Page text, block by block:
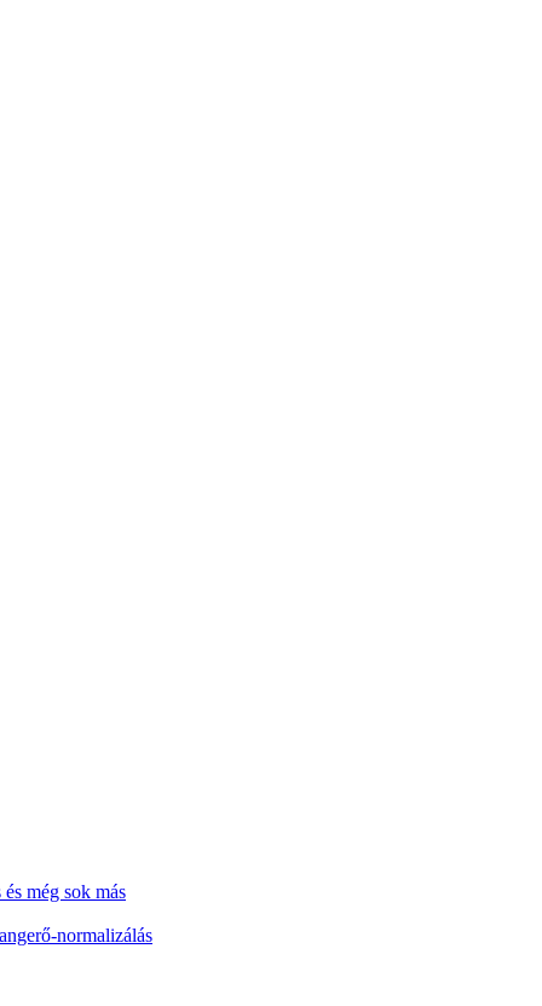
még sok más
normalizálás